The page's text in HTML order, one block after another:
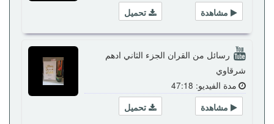
تحميل
مشاهدة
رسائل من القران الجزء الثاني ادهم
شرقاوي
مدة الفيديو: 47:18
تحميل
مشاهدة